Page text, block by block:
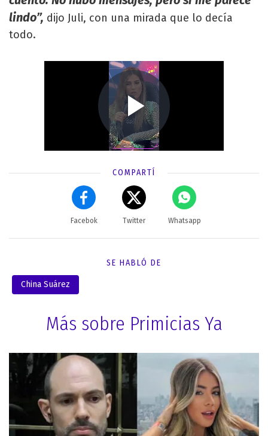
lindo”, dijo Juli, con una mirada que lo decía
todo.
COMPARTÍ
Facebok Twitter Whatsapp
SE HABLÓ DE
China Suárez
Más sobre Primicias Ya